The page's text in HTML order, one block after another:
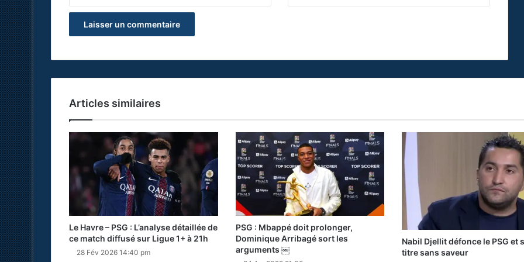
Articles similaires
Le Havre – PSG : L’analyse détaillée de
ce match diffusé sur Ligue 1+ à 21h
28 Fév 2026 14:40 pm
PSG : Mbappé doit prolonger,
Dominique Arribagé sort les
arguments ￼
Nabil Djellit défonce le PSG et
titre sans saveur